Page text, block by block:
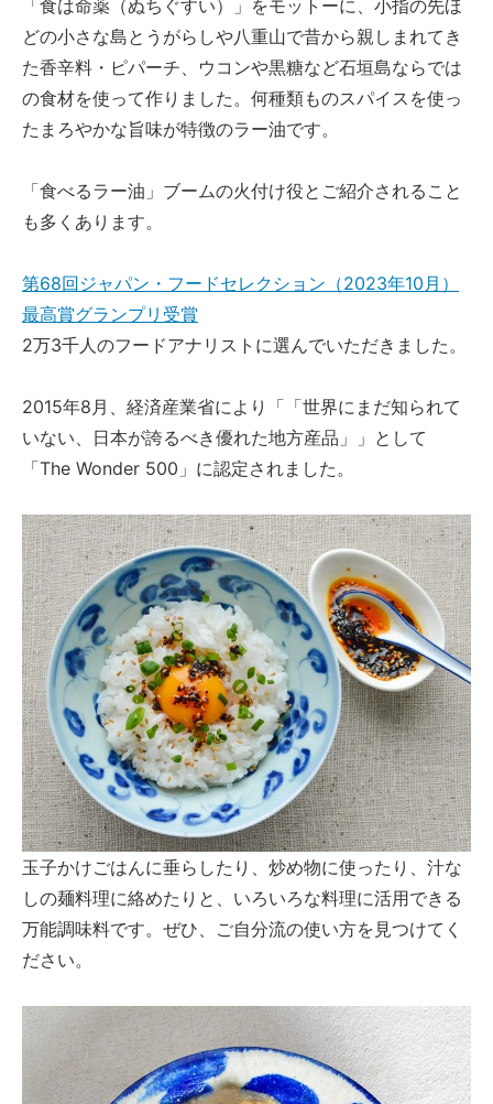
「食は命薬（ぬちぐすい）」をモットーに、小指の先ほ
どの小さな島とうがらしや八重山で昔から親しまれてき
た香辛料・ピパーチ、ウコンや黒糖など石垣島ならでは
の食材を使って作りました。何種類ものスパイスを使っ
たまろやかな旨味が特徴のラー油です。
「食べるラー油」ブームの火付け役とご紹介されること
も多くあります。
第68回ジャパン・フードセレクション（2023年10月）
最高賞グランプリ受賞
2万3千人のフードアナリストに選んでいただきました。
2015年8月、経済産業省により「「世界にまだ知られて
いない、日本が誇るべき優れた地方産品」」として
「The Wonder 500」に認定されました。
玉子かけごはんに垂らしたり、炒め物に使ったり、汁な
しの麺料理に絡めたりと、いろいろな料理に活用できる
万能調味料です。ぜひ、ご自分流の使い方を見つけてく
ださい。